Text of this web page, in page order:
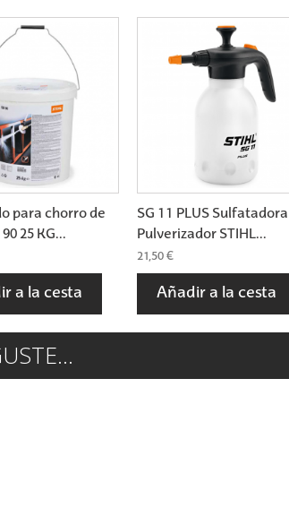
para chorro de
25 KG...
a la cesta
SG 11 PLUS Sulfatadora
Pulverizador STIHL...
21,50 €
Añadir a la cesta